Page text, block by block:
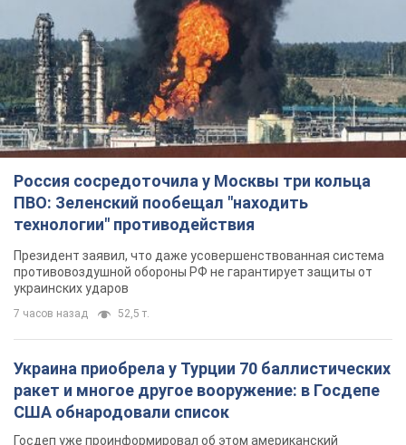
Россия сосредоточила у Москвы три кольца
ПВО: Зеленский пообещал "находить
технологии" противодействия
Президент заявил, что даже усовершенствованная система
противовоздушной обороны РФ не гарантирует защиты от
украинских ударов
7 часов назад 52,5 т.
Украина приобрела у Турции 70 баллистических
ракет и многое другое вооружение: в Госдепе
США обнародовали список
Госдеп уже проинформировал об этом американский